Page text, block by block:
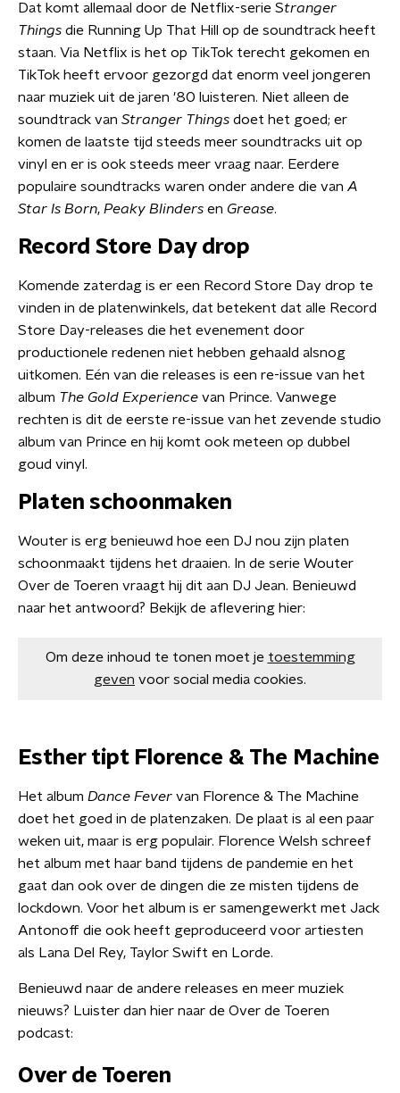
Dat komt allemaal door de Netflix-serie Stranger
Things die Running Up That Hill op de soundtrack heeft
staan. Via Netflix is het op TikTok terecht gekomen en
TikTok heeft ervoor gezorgd dat enorm veel jongeren
naar muziek uit de jaren '80 luisteren. Niet alleen de
soundtrack van Stranger Things doet het goed; er
komen de laatste tijd steeds meer soundtracks uit op
vinyl en er is ook steeds meer vraag naar. Eerdere
populaire soundtracks waren onder andere die van A
Star Is Born, Peaky Blinders en Grease.
Record Store Day drop
Komende zaterdag is er een Record Store Day drop te
vinden in de platenwinkels, dat betekent dat alle Record
Store Day-releases die het evenement door
productionele redenen niet hebben gehaald alsnog
uitkomen. Eén van die releases is een re-issue van het
album The Gold Experience van Prince. Vanwege
rechten is dit de eerste re-issue van het zevende studio
album van Prince en hij komt ook meteen op dubbel
goud vinyl.
Platen schoonmaken
Wouter is erg benieuwd hoe een DJ nou zijn platen
schoonmaakt tijdens het draaien. In de serie Wouter
Over de Toeren vraagt hij dit aan DJ Jean. Benieuwd
naar het antwoord? Bekijk de aflevering hier:
Om deze inhoud te tonen moet je toestemming
geven voor social media cookies.
Esther tipt Florence & The Machine
Het album Dance Fever van Florence & The Machine
doet het goed in de platenzaken. De plaat is al een paar
weken uit, maar is erg populair. Florence Welsh schreef
het album met haar band tijdens de pandemie en het
gaat dan ook over de dingen die ze misten tijdens de
lockdown. Voor het album is er samengewerkt met Jack
Antonoff die ook heeft geproduceerd voor artiesten
als Lana Del Rey, Taylor Swift en Lorde.
Benieuwd naar de andere releases en meer muziek
nieuws? Luister dan hier naar de Over de Toeren
podcast:
Over de Toeren